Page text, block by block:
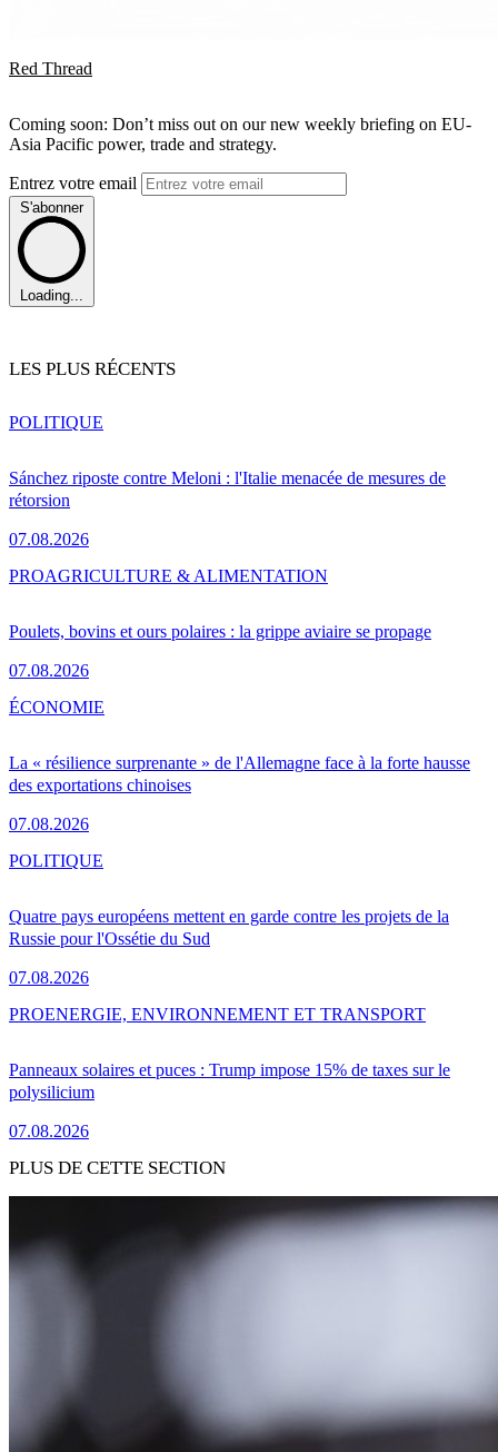
Red Thread
Coming soon: Don’t miss out on our new weekly briefing on EU-
Asia Pacific power, trade and strategy.
Entrez votre email
S'abonner
Loading...
LES PLUS RÉCENTS
Sánchez riposte contre Meloni : l'Italie menacée de mesures de
rétorsion
07.08.2026
POLITIQUE
Poulets, bovins et ours polaires : la grippe aviaire se propage
07.08.2026
PROAGRICULTURE & ALIMENTATION
La « résilience surprenante » de l'Allemagne face à la forte hausse
des exportations chinoises
07.08.2026
ÉCONOMIE
Quatre pays européens mettent en garde contre les projets de la
Russie pour l'Ossétie du Sud
07.08.2026
POLITIQUE
Panneaux solaires et puces : Trump impose 15% de taxes sur le
polysilicium
07.08.2026
PROENERGIE, ENVIRONNEMENT ET TRANSPORT
PLUS DE CETTE SECTION